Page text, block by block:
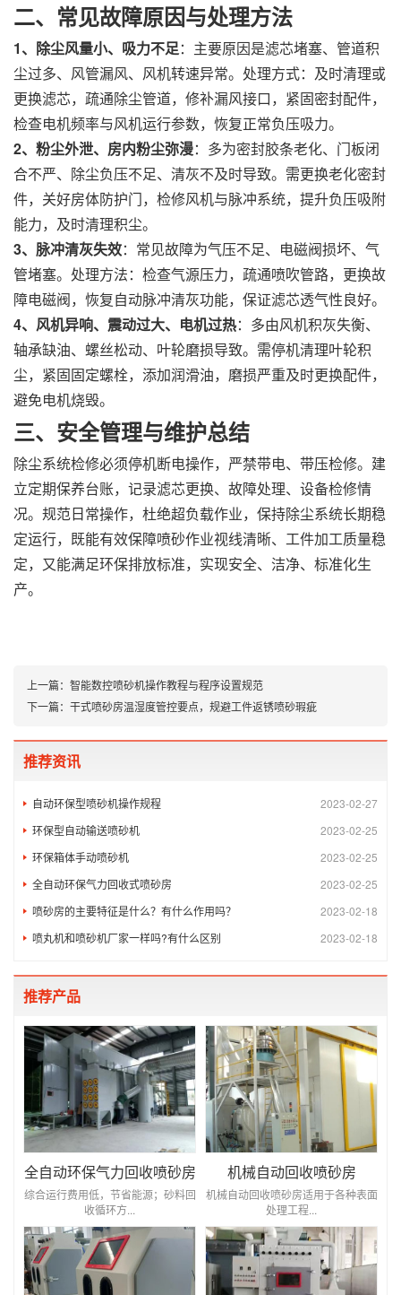
二、常见故障原因与处理方法
1、除尘风量小、吸力不足：主要原因是滤芯堵塞、管道积
尘过多、风管漏风、风机转速异常。处理方式：及时清理或
更换滤芯，疏通除尘管道，修补漏风接口，紧固密封配件，
检查电机频率与风机运行参数，恢复正常负压吸力。
2、粉尘外泄、房内粉尘弥漫：多为密封胶条老化、门板闭
合不严、除尘负压不足、清灰不及时导致。需更换老化密封
件，关好房体防护门，检修风机与脉冲系统，提升负压吸附
能力，及时清理积尘。
3、脉冲清灰失效：常见故障为气压不足、电磁阀损坏、气
管堵塞。处理方法：检查气源压力，疏通喷吹管路，更换故
障电磁阀，恢复自动脉冲清灰功能，保证滤芯透气性良好。
4、风机异响、震动过大、电机过热：多由风机积灰失衡、
轴承缺油、螺丝松动、叶轮磨损导致。需停机清理叶轮积
尘，紧固固定螺栓，添加润滑油，磨损严重及时更换配件，
避免电机烧毁。
三、安全管理与维护总结
除尘系统检修必须停机断电操作，严禁带电、带压检修。建
立定期保养台账，记录滤芯更换、故障处理、设备检修情
况。规范日常操作，杜绝超负载作业，保持除尘系统长期稳
定运行，既能有效保障喷砂作业视线清晰、工件加工质量稳
定，又能满足环保排放标准，实现安全、洁净、标准化生
产。
上一篇： 智能数控喷砂机操作教程与程序设置规范
下一篇： 干式喷砂房温湿度管控要点，规避工件返锈喷砂瑕疵
推荐资讯
2023-02-27
自动环保型喷砂机操作规程
2023-02-25
环保型自动输送喷砂机
2023-02-25
环保箱体手动喷砂机
2023-02-25
全自动环保气力回收式喷砂房
2023-02-18
喷砂房的主要特征是什么？有什么作用吗？
2023-02-18
喷丸机和喷砂机厂家一样吗?有什么区别
推荐产品
全自动环保气力回收喷砂房
综合运行费用低，节省能源；砂料回
收循环方...
机械自动回收喷砂房
机械自动回收喷砂房适用于各种表面
处理工程...